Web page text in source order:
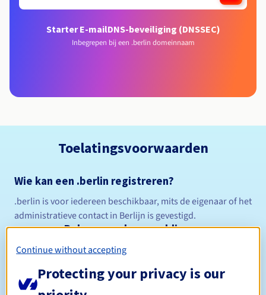
Starter E-mailDNS-beveiliging (DNSSEC)
Inbegrepen bij een .berlin domeinnaam
Toelatingsvoorwaarden
Wie kan een .berlin registreren?
.berlin is voor iedereen beschikbaar, mits de eigenaar of het
administratieve contact in Berlijn is gevestigd.
Beheerregels en meldingen
Continue without accepting
Protecting your privacy is our